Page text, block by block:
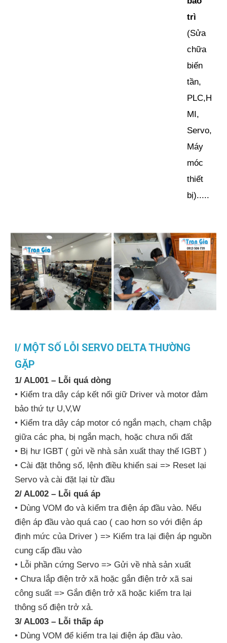
trì
(Sửa
chữa
biến
tần,
PLC,H
MI,
Servo,
Máy
móc
thiết
bị).....
I/ MỘT SỐ LỖI SERVO DELTA THƯỜNG
GẶP
1/ AL001 – Lỗi quá dòng
• Kiểm tra dây cáp kết nối giữ Driver và motor đảm
bảo thứ tự U,V,W
• Kiểm tra dây cáp motor có ngắn mạch, chạm chập
giữa các pha, bị ngắn mạch, hoặc chưa nối đất
• Bị hư IGBT ( gửi về nhà sản xuất thay thế IGBT )
• Cài đặt thông số, lệnh điều khiển sai => Reset lại
Servo và cài đặt lại từ đầu
2/ AL002 – Lỗi quá áp
• Dùng VOM đo và kiểm tra điện áp đầu vào. Nếu
điện áp đầu vào quá cao ( cao hơn so với điện áp
định mức của Driver ) => Kiểm tra lại điện áp nguồn
cung cấp đầu vào
• Lỗi phần cứng Servo => Gửi về nhà sản xuất
• Chưa lắp điện trở xã hoặc gắn điện trở xã sai
công suất => Gắn điện trở xã hoặc kiểm tra lại
thông số điện trở xả.
3/ AL003 – Lỗi thấp áp
• Dùng VOM để kiểm tra lại điện áp đầu vào.